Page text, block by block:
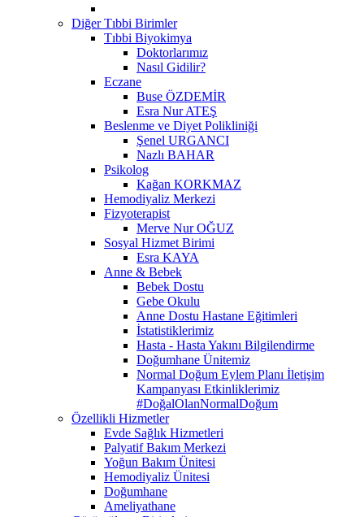
Diğer Tıbbi Birimler
Tıbbi Biyokimya
Doktorlarımız
Nasıl Gidilir?
Eczane
Buse ÖZDEMİR
Esra Nur ATEŞ
Beslenme ve Diyet Polikliniği
Şenel URGANCI
Nazlı BAHAR
Psikolog
Kağan KORKMAZ
Hemodiyaliz Merkezi
Fizyoterapist
Merve Nur OĞUZ
Sosyal Hizmet Birimi
Esra KAYA
Anne & Bebek
Bebek Dostu
Gebe Okulu
Anne Dostu Hastane Eğitimleri
İstatistiklerimiz
Hasta - Hasta Yakını Bilgilendirme
Doğumhane Ünitemiz
Normal Doğum Eylem Planı İletişim
Kampanyası Etkinliklerimiz
#DoğalOlanNormalDoğum
Özellikli Hizmetler
Evde Sağlık Hizmetleri
Palyatif Bakım Merkezi
Yoğun Bakım Ünitesi
Hemodiyaliz Ünitesi
Doğumhane
Ameliyathane